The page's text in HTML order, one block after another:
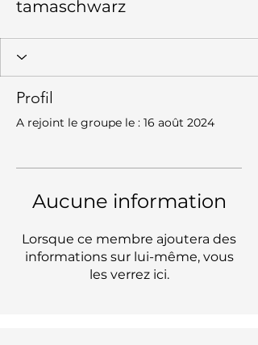
tamaschwarz
Profil
A rejoint le groupe le : 16 août 2024
Aucune information
Lorsque ce membre ajoutera des
informations sur lui-même, vous
les verrez ici.